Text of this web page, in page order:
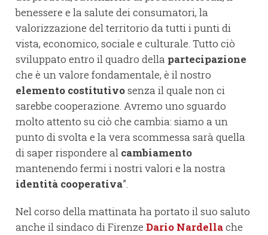
benessere e la salute dei consumatori, la
valorizzazione del territorio da tutti i punti di
vista, economico, sociale e culturale. Tutto ciò
sviluppato entro il quadro della partecipazione
che è un valore fondamentale, è il nostro
elemento costitutivosenza il quale non ci
sarebbe cooperazione. Avremo uno sguardo
molto attento su ciò che cambia: siamo a un
punto di svolta e la vera scommessa sarà quella
di saper rispondere al cambiamento
mantenendo fermi i nostri valori e la nostra
identità cooperativa”.
Nel corso della mattinata ha portato il suo saluto
anche il sindaco di Firenze Dario Nardellache